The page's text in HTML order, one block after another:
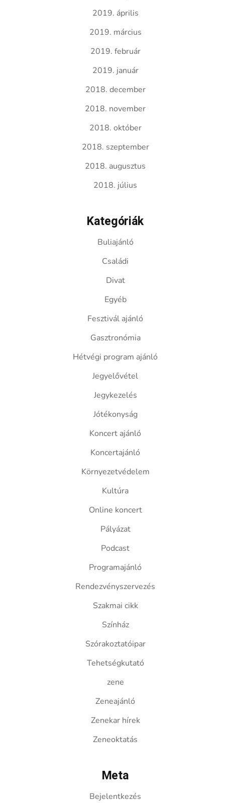
2019. április
2019. március
2019. február
2019. január
2018. december
2018. november
2018. október
2018. szeptember
2018. augusztus
2018. július
Kategóriák
Buliajánló
Családi
Divat
Egyéb
Fesztivál ajánló
Gasztronómia
Hétvégi program ajánló
Jegyelővétel
Jegykezelés
Jótékonyság
Koncert ajánló
Koncertajánló
Környezetvédelem
Kultúra
Online koncert
Pályázat
Podcast
Programajánló
Rendezvényszervezés
Szakmai cikk
Színház
Szórakoztatóipar
Tehetségkutató
zene
Zeneajánló
Zenekar hírek
Zeneoktatás
Meta
Bejelentkezés